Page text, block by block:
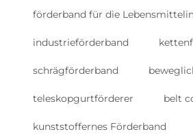
förderband für die
industrieförderband
schrägförderband
teleskopgurtförderer belt
kunststoffernes Förderband